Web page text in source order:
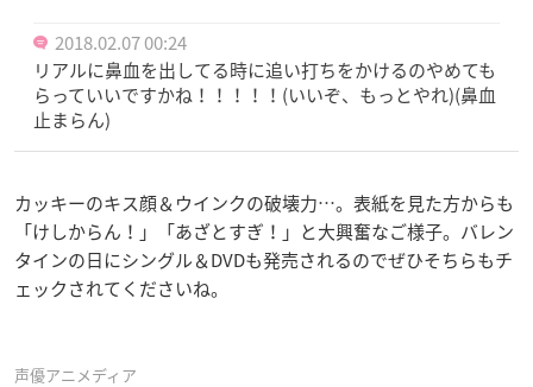
2018.02.07 00:24
リアルに鼻血を出してる時に追い打ちをかけるのやめても
らっていいですかね！！！！！(いいぞ、もっとやれ)(鼻血
止まらん)
カッキーのキス顔＆ウインクの破壊力…。表紙を見た方からも
「けしからん！」「あざとすぎ！」と大興奮なご様子。バレン
タインの日にシングル＆DVDも発売されるのでぜひそちらもチ
ェックされてくださいね。
声優アニメディア